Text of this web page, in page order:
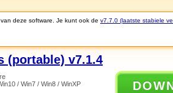
deze software. Je kunt ook de v7.7.0 (laatste stabiele
(portable) v7.1.4
/ Win7 / Win8 / WinXP